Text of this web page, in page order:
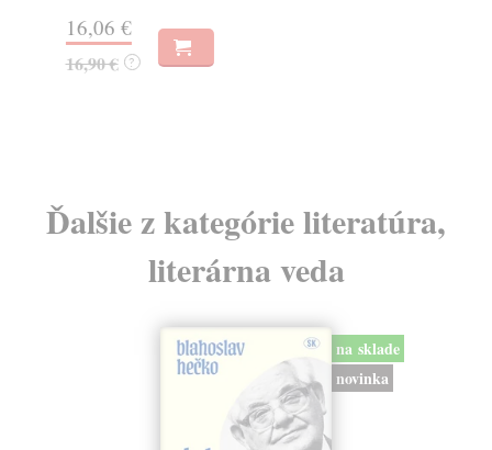
4,85 €
5,00 € ?
Ďalšie z kategórie literatúra,
literárna veda
na sklade
novinka